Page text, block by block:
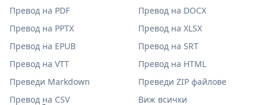
Превод на PDF
Превод на DOCX
Превод на PPTX
Превод на XLSX
Превод на EPUB
Превод на SRT
Превод на VTT
Превод на HTML
Преведи Markdown
Преведи ZIP файлове
Превод на CSV
Виж всички